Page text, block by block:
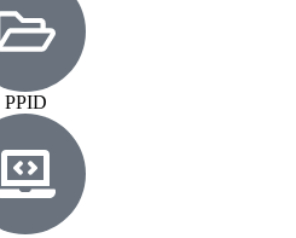
PPID